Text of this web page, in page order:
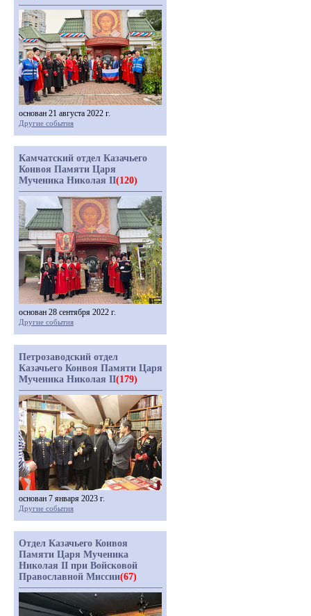
основан 21 августа 2022 г.
Другие события
Камчатский отдел Казачьего
Конвоя Памяти Царя
Мученика Николая II(120)
основан 28 сентября 2022 г.
Другие события
Петрозаводский отдел
Казачьего Конвоя Памяти Царя
Мученика Николая II(179)
основан 7 января 2023 г.
Другие события
Отдел Казачьего Конвоя
Памяти Царя Мученика
Николая II при Войсковой
Православной Миссии(67)